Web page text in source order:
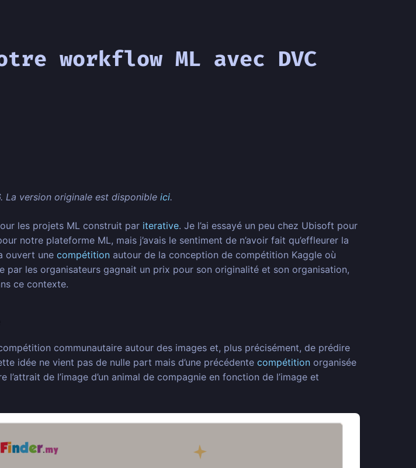
workflow ML avec DVC
La version originale est disponible ici.
les projets ML construit par iterative. Je l’ai essayé un peu chez Ubisoft pour
notre plateforme ML, mais j’avais le sentiment de n’avoir fait qu’effleurer la
ouvert une compétition autour de la conception de compétition Kaggle où
les organisateurs gagnait un prix pour son originalité et son organisation,
ce contexte.
communautaire autour des images et, plus précisément, de prédire
idée ne vient pas de nulle part mais d’une précédente compétition organisée
de l’image d’un animal de compagnie en fonction de l’image et